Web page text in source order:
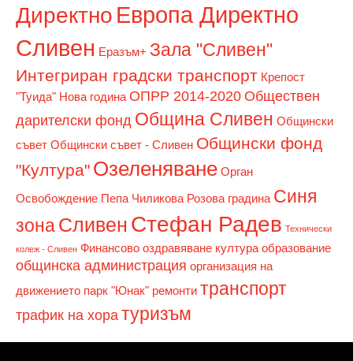
Директно Европа Директно
Сливен Еразъм+ Зала "Сливен"
Интегриран градски транспорт Крепост
"Туида" Нова година ОПРР 2014-2020 Обществен
дарителски фонд Община Сливен Общински
съвет Общински съвет - Сливен Общински фонд
"Култура" Озеленяване Орган
Освобождение Пепа Чиликова Розова градина Синя
зонаСливен Стефан Радев Технически
колеж - Сливен Финансово оздравяване култура образование
общинска администрация организация на
движението парк "Юнак" ремонти транспорт
трафик на хора туризъм